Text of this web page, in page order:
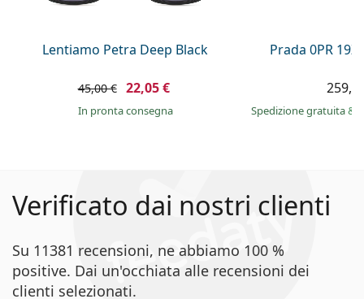
Lentiamo Petra Deep Black
45,00 € 22,05 €
in pronta consegna
Prada 0PR
Spedizione gratuita&
Verificato dai nostri clienti
Su 11381 recensioni, ne abbiamo 100 %
positive. Dai un'occhiata alle recensioni dei
clienti selezionati.